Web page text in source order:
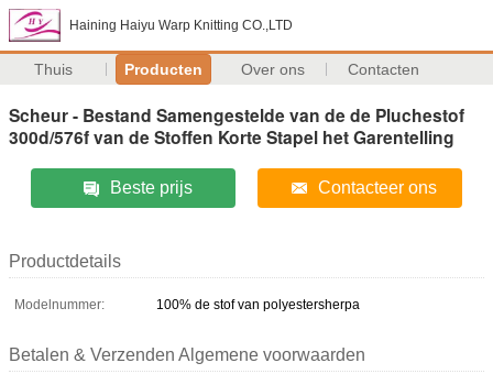
Haining Haiyu Warp Knitting CO.,LTD
Thuis Producten Over ons Contacten
Scheur - Bestand Samengestelde van de de Pluchestof
300d/576f van de Stoffen Korte Stapel het Garentelling
Beste prijs Contacteer ons
Productdetails
Modelnummer: 100% de stof van polyestersherpa
Betalen & Verzenden Algemene voorwaarden